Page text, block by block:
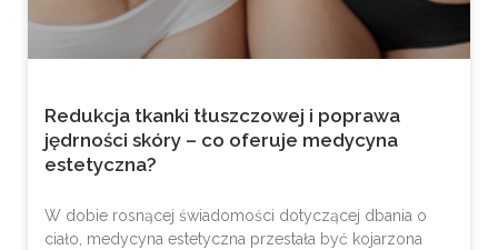
Redukcja tkanki tłuszczowej i poprawa
jędrności skóry – co oferuje medycyna
estetyczna?
W dobie rosnącej świadomości dotyczącej dbania o
ciało, medycyna estetyczna przestała być kojarzona